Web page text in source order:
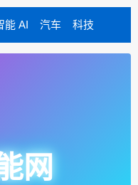
能 AI 汽车 科技
网